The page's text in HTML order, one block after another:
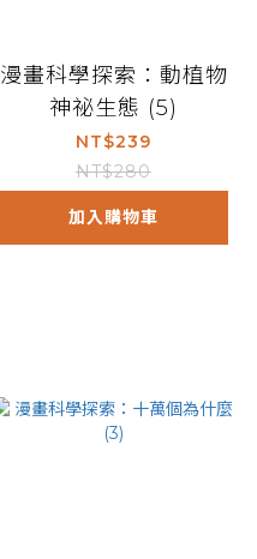
漫畫科學探索：動植物
神祕生態 (5)
NT$239
NT$280
加入購物車